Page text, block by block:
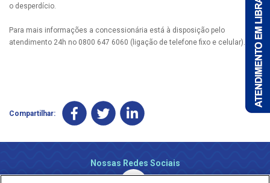
o desperdício.
Para mais informações a concessionária está à disposição pelo
atendimento 24h no 0800 647 6060 (ligação de telefone fixo e celular).
Compartilhar:
Nossas Redes Sociais